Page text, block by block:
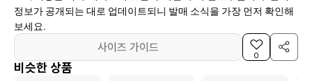
정보가 공개되는 대로 업데이트되니 발매 소식을 가장 먼저 확인해
보세요.
사이즈 가이드
0
비슷한 상품